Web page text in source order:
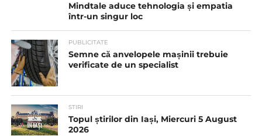
Mindtale aduce tehnologia și empatia
într-un singur loc
PUBLICITATE
Semne că anvelopele mașinii trebuie
verificate de un specialist
STIRI
Topul știrilor din Iași, Miercuri 5 August
2026